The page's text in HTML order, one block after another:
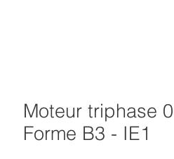
Moteur triphase
Forme B3 - IE1